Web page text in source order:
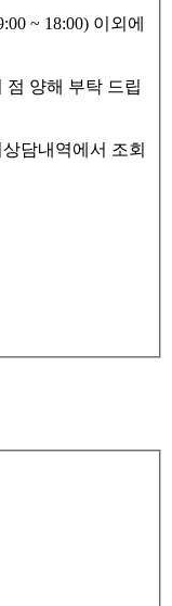
~ 18:00) 이외에
점 양해 부탁 드립
담내역에서 조회